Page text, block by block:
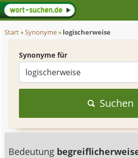
Start»Synonyme» logischerweise
Synonyme für
Suchen
Bedeutung